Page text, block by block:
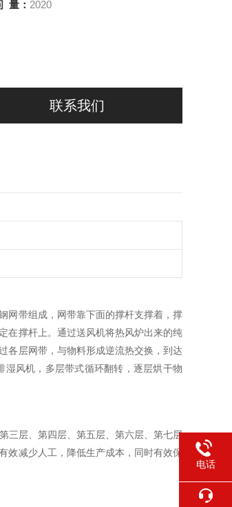
量： 2020
联系我们
网带组成，网带靠下面的撑杆支撑着，撑
在撑杆上。通过送风机将热风炉出来的纯
各层网带，与物料形成逆流热交换，到达
湿风机，多层带式循环翻转，逐层烘干物
三层、第四层、第五层、第六层、第七层
效减少人工，降低生产成本，同时有效保
电话